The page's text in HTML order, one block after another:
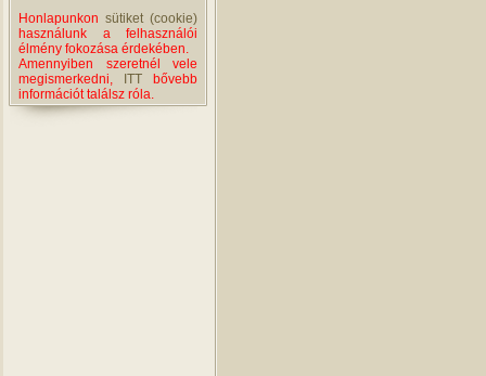
Honlapunkon sütiket (cookie)
használunk a felhasználói
élmény fokozása érdekében.
Amennyiben szeretnél vele
megismerkedni,
ITT bővebb
információt találsz róla.